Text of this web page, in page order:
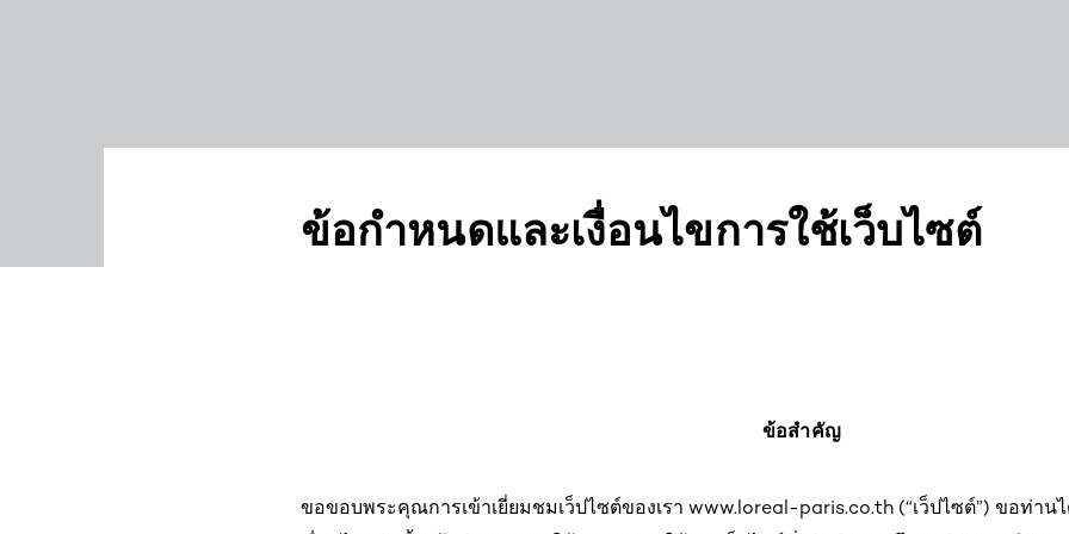
ข้อกำหนดและเงื่อนไขการใช้เว็บไซต์
ข้อสำคัญ
ขอขอบพระคุณการเข้าเยี่ยมชมเว็ปไซต์ของเรา www.loreal-paris.co.th (“เว็ปไซต์”) ขอท่า